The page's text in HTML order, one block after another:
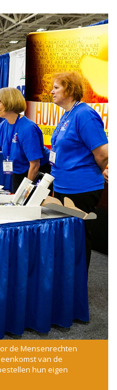
de Mensenrechten
van de
hun eigen